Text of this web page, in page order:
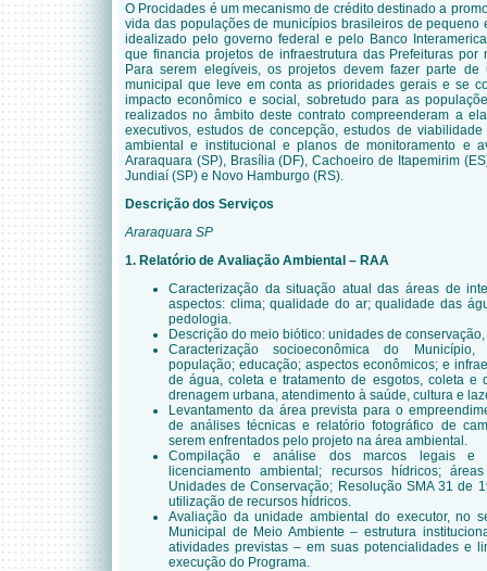
O Procidades é um mecanismo de crédito destinado a
vida das populações de municípios brasileiros de pequeno
idealizado pelo governo federal e pelo Banco
que financia projetos de infraestrutura das Prefeituras por
Para serem elegíveis, os projetos devem fazer parte de
municipal que leve em conta as prioridades gerais e se
impacto econômico e social, sobretudo para as
realizados no âmbito deste contrato compreenderam a
executivos, estudos de concepção, estudos de
ambiental e institucional e planos de monitoramento e
Araraquara (SP), Brasília (DF), Cachoeiro de Itapemirim
Jundiaí (SP) e Novo Hamburgo (RS).
Descrição dos Serviços
Araraquara SP
1. Relatório de Avaliação Ambiental – RAA
Caracterização da situação atual das áreas de
aspectos: clima; qualidade do ar; qualidade das
pedologia.
Descrição do meio biótico: unidades de
Caracterização socioeconômica do Município,
população; educação; aspectos econômicos; e
de água, coleta e tratamento de esgotos, coleta e
drenagem urbana, atendimento à saúde, cultura e
Levantamento da área prevista para o
de análises técnicas e relatório fotográfico de
serem enfrentados pelo projeto na área ambiental.
Compilação e análise dos marcos legais e
licenciamento ambiental; recursos hídricos;
Unidades de Conservação; Resolução SMA 31 de
utilização de recursos hídricos.
Avaliação da unidade ambiental do executor, no
Municipal de Meio Ambiente – estrutura
atividades previstas – em suas potencialidades e
execução do Programa.